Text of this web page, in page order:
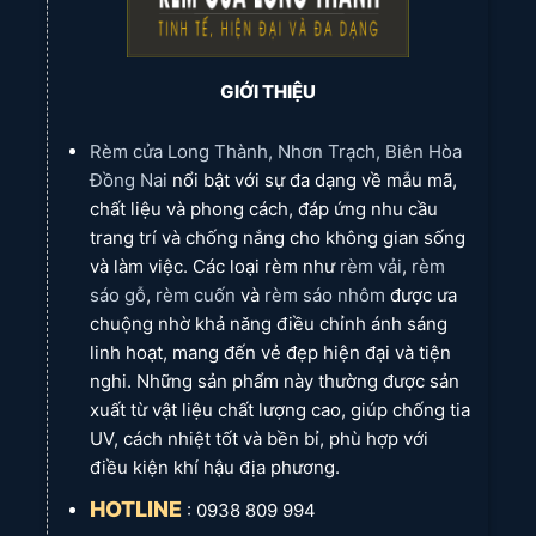
Kim loại/Hợp kim: Nhôm cao cấp, inox mạ titan,
hoặc hợp kim được xử lý bề mặt đặc biệt, bền màu,
chống oxy hóa.
Thiết kế & Công nghệ:
Thiết kế độc quyền, tinh xảo:Hoa văn, họa tiết
được thiết kế riêng hoặc lấy cảm hứng từ các bộ
sưu tập nổi tiếng.
Độ hoàn thiện cao: Từng đường may, mối nối, chi
tiết phụ kiện đều được làm tỉ mỉ, sắc nét.
Hệ thống điều khiển hiện đại:
Tích hợp động cơ
thông minh (rèm tự động, rèm điều khiển từ xa, rèm
tích hợp nhà thông minh - Smart Home), hoạt động
êm ái, bền bỉ.
Tính năng vượt trội:
Cách âm, cách nhiệt hoàn
hảo, chống cháy lan, kháng khuẩn, chống bám bụi
bẩn.
GIỚI THIỆU
Rèm cửa Long Thành, Nhơn Trạch, Biên Hòa
Đồng Nai nổi bật với sự đa dạng về mẫu mã,
chất liệu và phong cách, đáp ứng nhu cầu
trang trí và chống nắng cho không gian sống
và làm việc. Các loại rèm như rèm vải, rèm
sáo gỗ, rèm cuốn và rèm sáo nhôm được ưa
chuộng nhờ khả năng điều chỉnh ánh sáng
linh hoạt, mang đến vẻ đẹp hiện đại và tiện
nghi. Những sản phẩm này thường được sản
xuất từ vật liệu chất lượng cao, giúp chống tia
UV, cách nhiệt tốt và bền bỉ, phù hợp với
điều kiện khí hậu địa phương.
HOTLINE: 0938 809 994